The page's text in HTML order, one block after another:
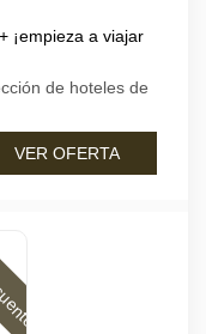
¡empieza a viajar
de hoteles de
VER OFERTA